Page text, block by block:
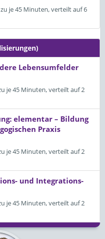
je 45 Minuten, verteilt auf 6
Lebensumfelder
je 45 Minuten, verteilt auf 2
elementar – Bildung
Praxis
je 45 Minuten, verteilt auf 2
und Integrations­
je 45 Minuten, verteilt auf 2